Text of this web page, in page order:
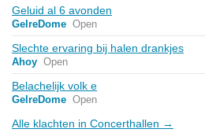
Geluid al 6 avonden
GelreDome Open
Slechte ervaring bij halen drankjes
Ahoy Open
Belachelijk volk e
GelreDome Open
Alle klachten in Concerthallen →